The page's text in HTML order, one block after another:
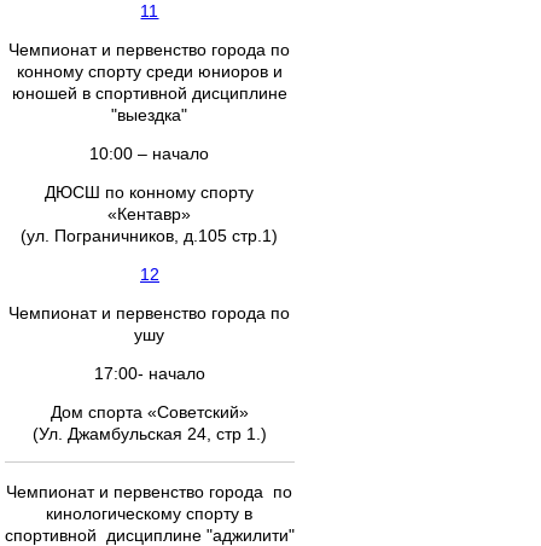
11
Чемпионат и первенство города по
конному спорту среди юниоров и
юношей в спортивной дисциплине
"выездка"
10:00 – начало
ДЮСШ по конному спорту
«Кентавр»
(ул. Пограничников, д.105 стр.1)
12
Чемпионат и первенство города по
ушу
17:00- начало
Дом спорта «Советский»
(Ул. Джамбульская 24, стр 1.)
Чемпионат и первенство города по
кинологическому спорту в
спортивной дисциплине "аджилити"